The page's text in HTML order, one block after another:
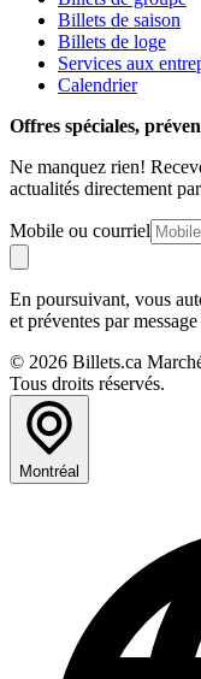
Billets de saison
Billets de loge
Services aux
Calendrier
Offres spéciales,
Ne manquez rien!
actualités directement
Mobile ou courriel
En poursuivant, vous
et préventes par
© 2026 Billets.ca
Tous droits réservés.
Montréal